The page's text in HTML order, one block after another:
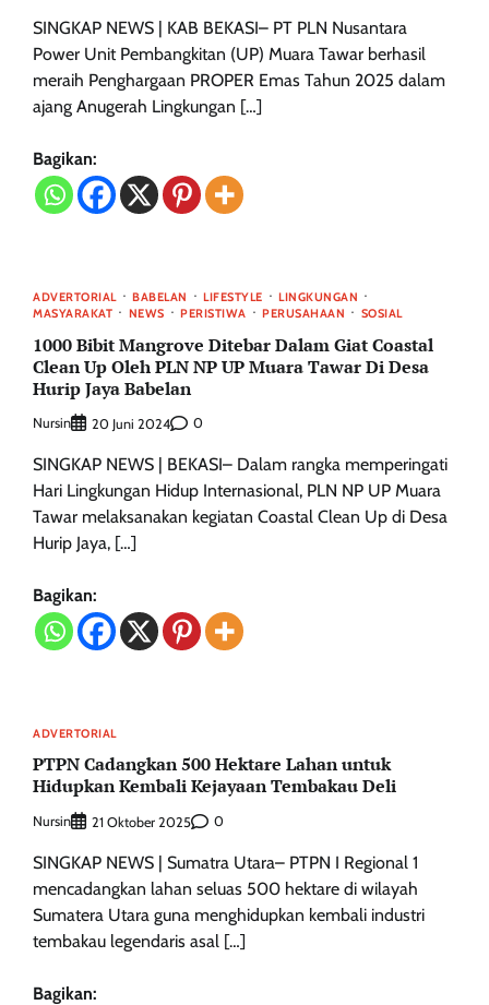
SINGKAP NEWS | KAB BEKASI– PT PLN Nusantara
Power Unit Pembangkitan (UP) Muara Tawar berhasil
meraih Penghargaan PROPER Emas Tahun 2025 dalam
ajang Anugerah Lingkungan […]
Bagikan:
ADVERTORIAL BABELAN LIFESTYLE
LINGKUNGAN
MASYARAKAT
NEWS PERISTIWA PERUSAHAAN SOSIAL
1000 Bibit Mangrove Ditebar Dalam Giat Coastal
Clean Up Oleh PLN NP UP Muara Tawar Di Desa
Hurip Jaya Babelan
Nursin 20 Juni 2024 0
SINGKAP NEWS | BEKASI– Dalam rangka memperingati
Hari Lingkungan Hidup Internasional, PLN NP UP Muara
Tawar melaksanakan kegiatan Coastal Clean Up di Desa
Hurip Jaya, […]
Bagikan:
ADVERTORIAL
PTPN Cadangkan 500 Hektare Lahan untuk
Hidupkan Kembali Kejayaan Tembakau Deli
Nursin 21 Oktober 2025 0
SINGKAP NEWS | Sumatra Utara– PTPN I Regional 1
mencadangkan lahan seluas 500 hektare di wilayah
Sumatera Utara guna menghidupkan kembali industri
tembakau legendaris asal […]
Bagikan: